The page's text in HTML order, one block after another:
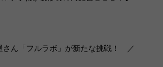
ん「フルラボ」が新たな挑戦！ ／